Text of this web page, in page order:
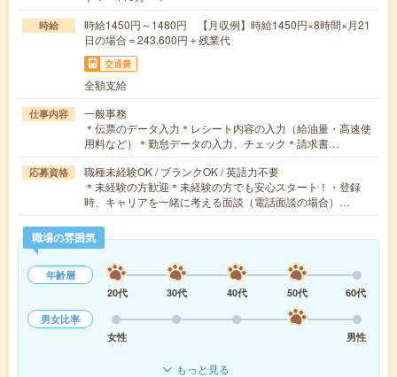
時給
時給1450円～1480円 【月収例】時給1450円×8時間×月21
日の場合＝243,600円＋残業代
交通費
全額支給
仕事内容
一般事務
＊伝票のデータ入力＊レシート内容の入力（給油量・高速使
用料など）＊勤怠データの入力、チェック＊請求書…
応募資格
職種未経験OK / ブランクOK / 英語力不要
＊未経験の方歓迎＊未経験の方でも安心スタート！・登録
時、キャリアを一緒に考える面談（電話面談の場合）…
職場の雰囲気
年齢層
20代
30代 40代 50代
60代
男女比率
女性
男性
もっと見る